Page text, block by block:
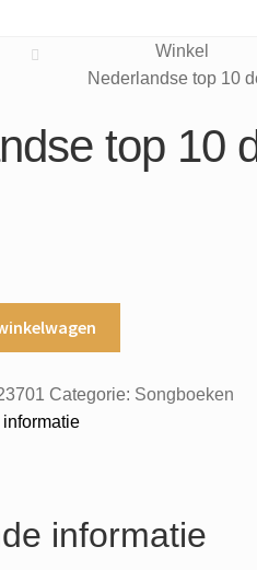
Winkel
Nederlandse top 10
top 10
Categorie: Songboeken
informatie